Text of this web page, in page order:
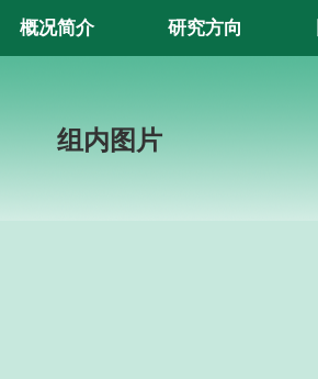
概况简介 研究方向
组内图片